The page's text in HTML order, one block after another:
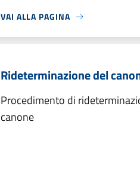
VAI ALLA PAGINA
Rideterminazione del
Procedimento di
canone